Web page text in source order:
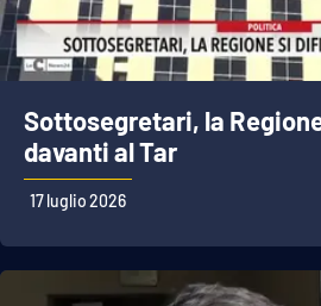
Sottosegretari, la
davanti al Tar
17 luglio 2026